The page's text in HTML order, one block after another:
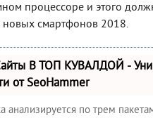
процессоре и этого
новых смартфонов 2018.
В ТОП КУВАЛДОЙ -
от SeoHammer
анализируется по трем